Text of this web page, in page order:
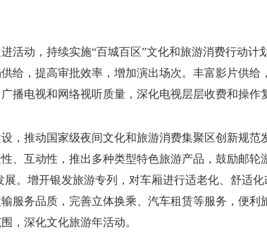
活动，持续实施“百城百区”文化和旅游消费行动
给，提高审批效率，增加演出场次。丰富影片供给
播电视和网络视听质量，深化电视层层收费和操
，推动国家级夜间文化和旅游消费集聚区创新规
、互动性，推出多种类型特色旅游产品，鼓励邮轮
展。增开银发旅游专列，对车厢进行适老化、舒适
服务品质，完善立体换乘、汽车租赁等服务，便
，深化文化旅游年活动。